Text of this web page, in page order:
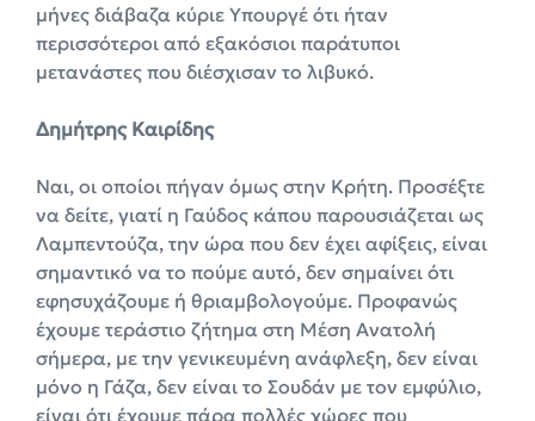
μήνες διάβαζα κύριε Υπουργέ ότι ήταν
περισσότεροι από εξακόσιοι παράτυποι
μετανάστες που διέσχισαν το λιβυκό.
Δημήτρης Καιρίδης
Ναι, οι οποίοι πήγαν όμως στην Κρήτη. Προσέξτε
να δείτε, γιατί η Γαύδος κάπου παρουσιάζεται ως
Λαμπεντούζα, την ώρα που δεν έχει αφίξεις, είναι
σημαντικό να το πούμε αυτό, δεν σημαίνει ότι
εφησυχάζουμε ή θριαμβολογούμε. Προφανώς
έχουμε τεράστιο ζήτημα στη Μέση Ανατολή
σήμερα, με την γενικευμένη ανάφλεξη, δεν είναι
μόνο η Γάζα, δεν είναι το Σουδάν με τον εμφύλιο,
είναι ότι έχουμε πάρα πολλές χώρες που